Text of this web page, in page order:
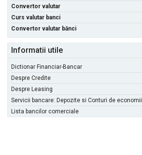
Convertor valutar
Curs valutar banci
Convertor valutar bănci
Informatii utile
Dictionar Financiar-Bancar
Despre Credite
Despre Leasing
Servicii bancare: Depozite si Conturi de economii
Lista bancilor comerciale